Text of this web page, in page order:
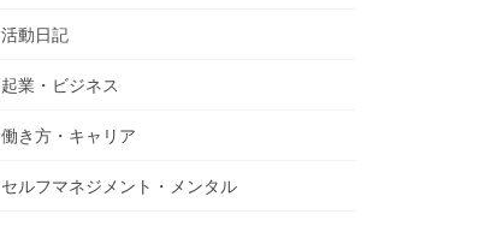
活動日記
起業・ビジネス
働き方・キャリア
セルフマネジメント・メンタル